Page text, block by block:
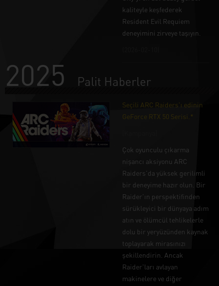
kaliteyle keşfederek
Resident Evil Requiem
deneyimini zirveye taşıyın.
2025 Palit Haberler
Seçili ARC Raiders'ı edinin
GeForce RTX 50 Serisi.*
Çok oyunculu çıkarma
nişancı aksiyonu ARC
Raiders'da yüksek gerilimli
bir deneyime hazır olun. Bir
Raider'ın perspektifinden
sürükleyici bir dünyaya adım
atın ve ölümcül tehlikelerle
dolu bir yeryüzünden kaynak
toplayarak mirasınızı
şekillendirin. Ancak
Raider'ları avlayan
makinelere ve diğer